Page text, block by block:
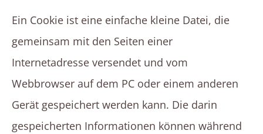
Ein Cookie ist eine einfache kleine Datei, die
gemeinsam mit den Seiten einer
Internetadresse versendet und vom
Webbrowser auf dem PC oder einem anderen
Gerät gespeichert werden kann. Die darin
gespeicherten Informationen können während